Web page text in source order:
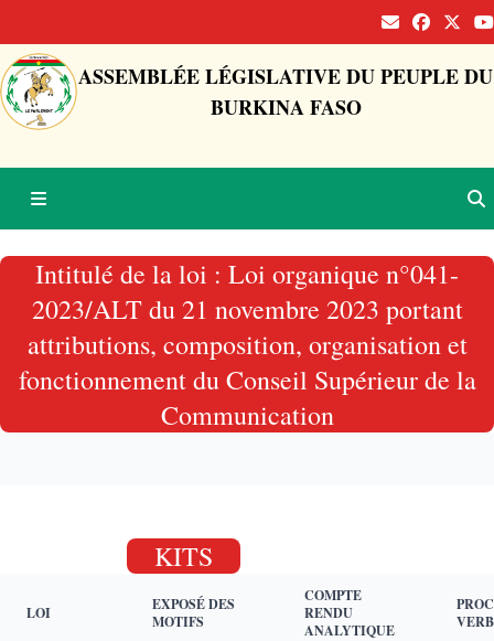
ASSEMBLÉE LÉGISLATIVE DU PEUPLE DU
BURKINA FASO
Intitulé de la loi : Loi organique n°041-
2023/ALT du 21 novembre 2023 portant
attributions, composition, organisation et
fonctionnement du Conseil Supérieur de la
Communication
KITS
LOI
EXPOSÉ DES
MOTIFS
COMPTE
RENDU
ANALYTIQUE